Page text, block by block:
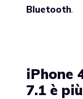
Bluetooth.
iPhone
7.1 è